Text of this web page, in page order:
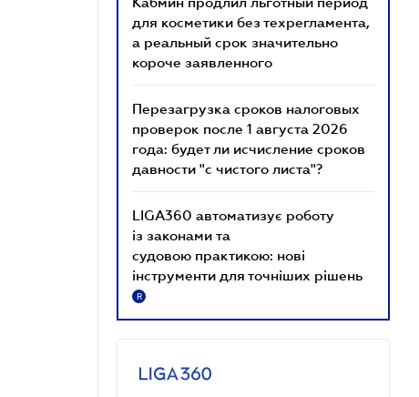
для косметики без техрегламента,
а реальный срок значительно
короче заявленного
Перезагрузка сроков налоговых
проверок после 1 августа 2026
года: будет ли исчисление сроков
давности "с чистого листа"?
LIGA360 автоматизує роботу
із законами та
судовою практикою: нові
інструменти для точніших рішень
R